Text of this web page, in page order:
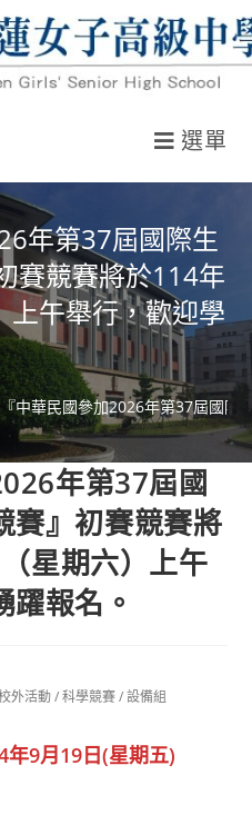
選單
年第37屆國際生
賽競賽將於114年
午舉行，歡迎學
『中華民國參加2026年第37屆國際
年第37屆國
賽』初賽競賽將
星期六）上午
報名。
外活動 / 科學競賽 / 設備組
年9月19日(星期五)